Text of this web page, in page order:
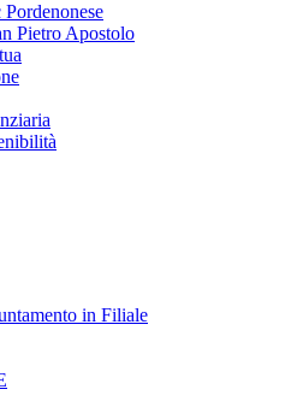
Pietro Apostolo
in Filiale